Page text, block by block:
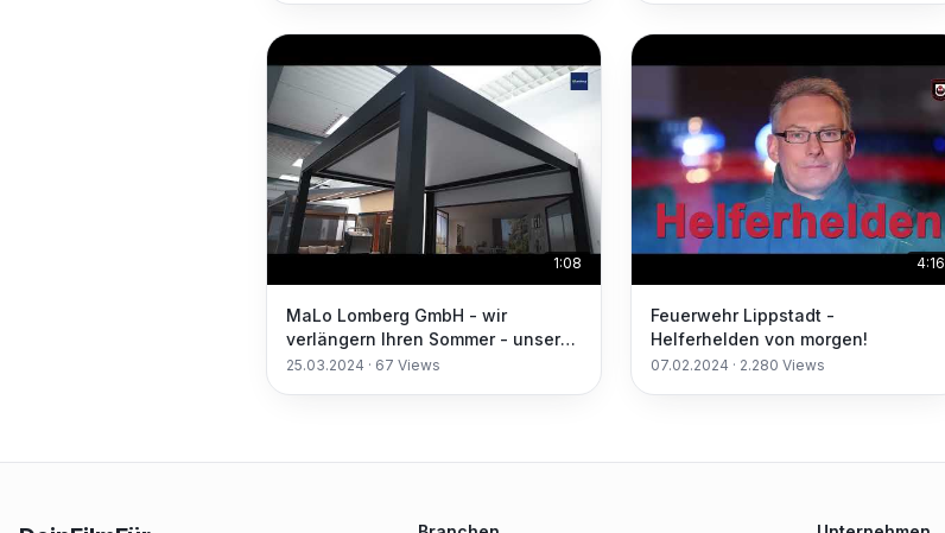
1:08
MaLo Lomberg GmbH - wir
verlängern Ihren Sommer - unser
Simulationskonzept in Lippstadt
25.03.2024 · 67 Views
4:16
Feuerwehr Lippstadt -
Helferhelden von morgen!
07.02.2024 · 2.280 Views